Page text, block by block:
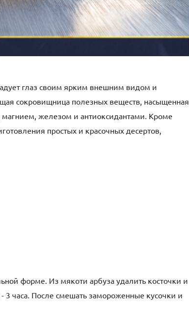
глаз своим ярким внешним видом и
сокровищница полезных веществ, насыщенная
железом и антиоксидантами. Кроме
простых и красочных десертов,
форме. Из мякоти арбуза удалить косточки и
3 часа. После смешать замороженные кусочки и